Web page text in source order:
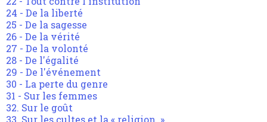
24 - De la liberté
25 - De la sagesse
26 - De la vérité
27 - De la volonté
28 - De l'égalité
29 - De l'événement
30 - La perte du genre
31 - Sur les femmes
32. Sur le goût
33. Sur les cultes et la « religion. »